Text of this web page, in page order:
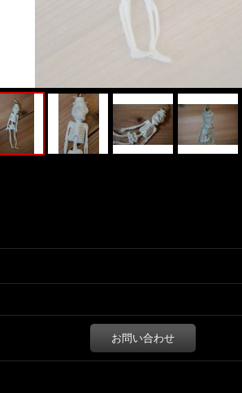
お問い合わせ